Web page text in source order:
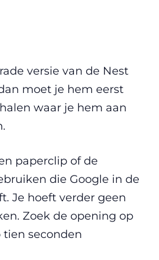
versie van de Nest
moet je hem eerst
waar je hem aan
paperclip of de
die Google in de
Je hoeft verder geen
Zoek de opening op
seconden